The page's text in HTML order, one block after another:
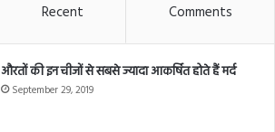
Recent Comments
औरतों की इन चीजों से सबसे ज्यादा आकर्षित होते हैं मर्द
September 29, 2019